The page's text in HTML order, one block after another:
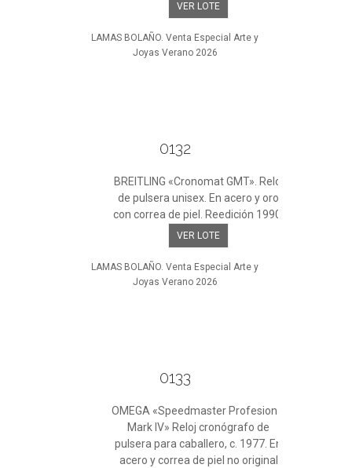
VER LOTE
LAMAS BOLAÑO. Venta Especial Arte y
Joyas Verano 2026
0132
BREITLING «Cronomat GMT». Reloj
de pulsera unisex. En acero y oro
con correa de piel. Reedición 1990.
VER LOTE
LAMAS BOLAÑO. Venta Especial Arte y
Joyas Verano 2026
0133
OMEGA «Speedmaster Profesional
Mark IV» Reloj cronógrafo de
pulsera para caballero, c. 1977. En
acero y correa de piel no original